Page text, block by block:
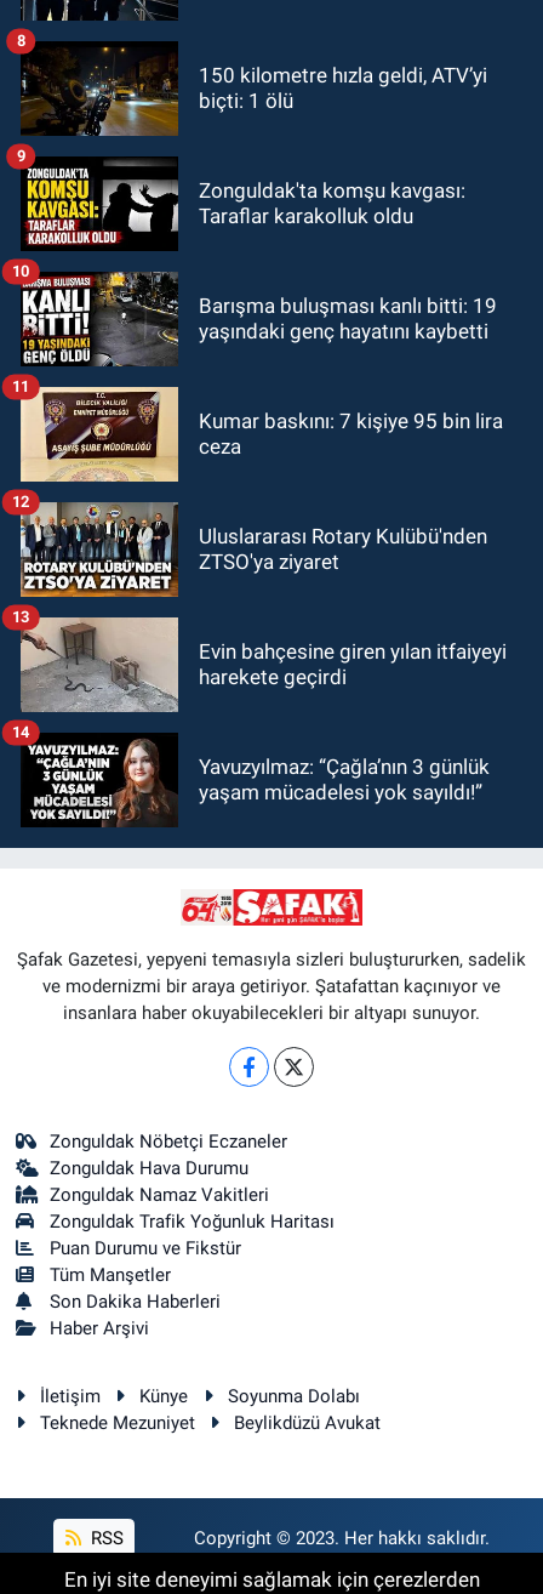
150 kilometre hızla geldi, ATV’yi
biçti: 1 ölü
8
Zonguldak'ta komşu kavgası:
Taraflar karakolluk oldu
9
Barışma buluşması kanlı bitti: 19
yaşındaki genç hayatını kaybetti
10
Kumar baskını: 7 kişiye 95 bin lira
ceza
11
Uluslararası Rotary Kulübü'nden
ZTSO'ya ziyaret
12
Evin bahçesine giren yılan itfaiyeyi
harekete geçirdi
13
Yavuzyılmaz: “Çağla’nın 3 günlük
yaşam mücadelesi yok sayıldı!”
14
Şafak Gazetesi, yepyeni temasıyla sizleri buluştururken, sadelik
ve modernizmi bir araya getiriyor. Şatafattan kaçınıyor ve
insanlara haber okuyabilecekleri bir altyapı sunuyor.
Zonguldak Nöbetçi Eczaneler
Zonguldak Hava Durumu
Zonguldak Namaz Vakitleri
Zonguldak Trafik Yoğunluk Haritası
Puan Durumu ve Fikstür
Tüm Manşetler
Son Dakika Haberleri
Haber Arşivi
İletişim Künye
Soyunma Dolabı
Teknede Mezuniyet
Beylikdüzü Avukat
RSS Copyright © 2023. Her hakkı saklıdır.
En iyi site deneyimi sağlamak için çerezlerden